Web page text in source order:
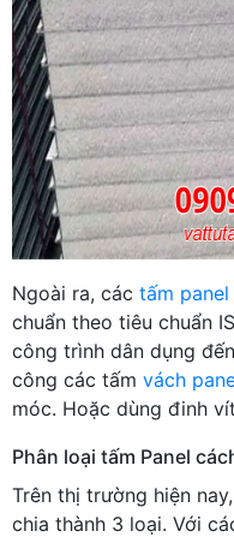
Ngoài ra, các tấm panel
chuẩn theo tiêu chuẩn
công trình dân dụng
công các tấm vách
móc. Hoặc dùng đinh
Phân loại tấm Panel
Trên thị trường hiện nay,
chia thành 3 loại. Với